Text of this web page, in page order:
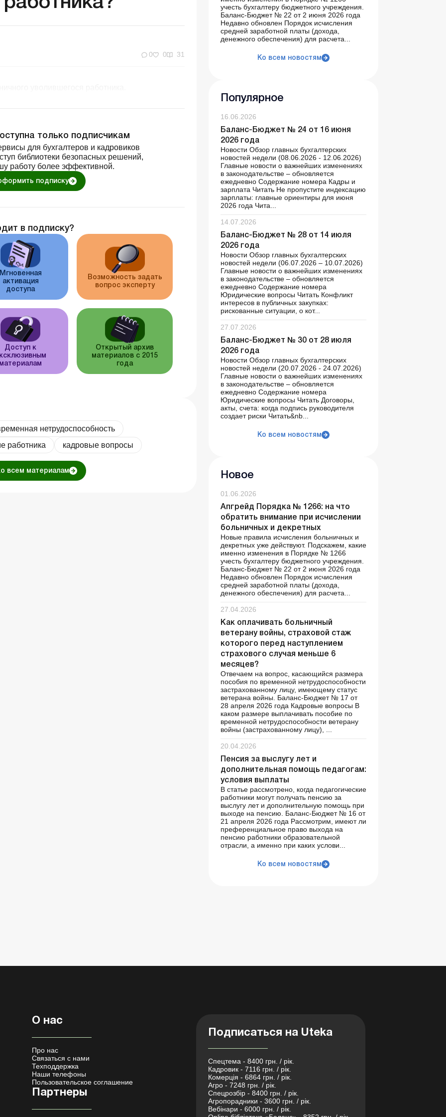
0 0 31
только подписчикам
для бухгалтеров и кадровиков
библиотеки безопасных решений,
работу более эффективной.
подписку
в подписку?
Мгновенная
активация
доступа
Возможность задать
вопрос эксперту
Доступ к
материалам
Открытый архив
материалов с 2015
года
нетрудоспособность
работника кадровые вопросы
всем материалам
учесть бухгалтеру бюджетного учреждения.
Баланс-Бюджет № 22 от 2 июня 2026 года
Недавно обновлен Порядок исчисления
средней заработной платы (дохода,
денежного обеспечения) для расчета...
Ко всем новостям
Популярное
16.06.2026
Баланс-Бюджет № 24 от 16 июня
2026 года
Новости Обзор главных бухгалтерских
новостей недели (08.06.2026 - 12.06.2026)
Главные новости о важнейших изменениях
в законодательстве – обновляется
ежедневно Содержание номера Кадры и
зарплата Читать Не пропустите индексацию
зарплаты: главные ориентиры для июня
2026 года Чита...
14.07.2026
Баланс-Бюджет № 28 от 14 июля
2026 года
Новости Обзор главных бухгалтерских
новостей недели (06.07.2026 – 10.07.2026)
Главные новости о важнейших изменениях
в законодательстве – обновляется
ежедневно Содержание номера
Юридические вопросы Читать Конфликт
интересов в публичных закупках:
рискованные ситуации, о кот...
27.07.2026
Баланс-Бюджет № 30 от 28 июля
2026 года
Новости Обзор главных бухгалтерских
новостей недели (20.07.2026 - 24.07.2026)
Главные новости о важнейших изменениях
в законодательстве – обновляется
ежедневно Содержание номера
Юридические вопросы Читать Договоры,
акты, счета: когда подпись руководителя
создает риски Читать&nb...
Ко всем новостям
Новое
01.06.2026
Апгрейд Порядка № 1266: на что
обратить внимание при исчислении
больничных и декретных
Новые правила исчисления больничных и
декретных уже действуют. Подскажем, какие
именно изменения в Порядке № 1266
учесть бухгалтеру бюджетного учреждения.
Баланс-Бюджет № 22 от 2 июня 2026 года
Недавно обновлен Порядок исчисления
средней заработной платы (дохода,
денежного обеспечения) для расчета...
27.04.2026
Как оплачивать больничный
ветерану войны, страховой стаж
которого перед наступлением
страхового случая меньше 6
месяцев?
Отвечаем на вопрос, касающийся размера
пособия по временной нетрудоспособности
застрахованному лицу, имеющему статус
ветерана войны. Баланс-Бюджет № 17 от
28 апреля 2026 года Кадровые вопросы В
каком размере выплачивать пособие по
временной нетрудоспособности ветерану
войны (застрахованному лицу), ...
20.04.2026
Пенсия за выслугу лет и
дополнительная помощь педагогам:
условия выплаты
В статье рассмотрено, когда педагогические
работники могут получать пенсию за
выслугу лет и дополнительную помощь при
выходе на пенсию. Баланс-Бюджет № 16 от
21 апреля 2026 года Рассмотрим, имеют ли
преференциальное право выхода на
пенсию работники образовательной
отрасли, а именно при каких услови...
Ко всем новостям
О нас
Про нас
Связаться с нами
Техподдержка
Наши телефоны
Пользовательское соглашение
Партнеры
Подписаться на Uteka
Спецтема - 8400 грн. / рік.
Кадровик - 7116 грн. / рік.
Комерція - 6864 грн. / рік.
Агро - 7248 грн. / рік.
Спецрозбір - 8400 грн. / рік.
Агропорадники - 3600 грн. / рік.
Вебінари - 6000 грн. / рік.